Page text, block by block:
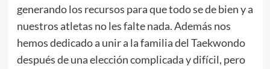
generando los recursos para que todo se de bien y a
nuestros atletas no les falte nada. Además nos
hemos dedicado a unir a la familia del Taekwondo
después de una elección complicada y difícil, pero